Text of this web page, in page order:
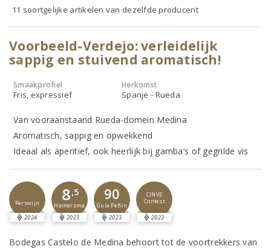
11 soortgelijke artikelen van dezelfde producent
Voorbeeld-Verdejo: verleidelijk
sappig en stuivend aromatisch!
Smaakprofiel
Fris, expressief
Herkomst
Spanje - Rueda
Van vooraanstaand Rueda-domein Medina
Aromatisch, sappig en opwekkend
Ideaal als aperitief, ook heerlijk bij gamba’s of gegrilde vis
Perswijn
2024
8,5
Hamersma
2023
90
Guía Peñín
2023
CINVE
Contest
2023
Bodegas Castelo de Medina behoort tot de voortrekkers van